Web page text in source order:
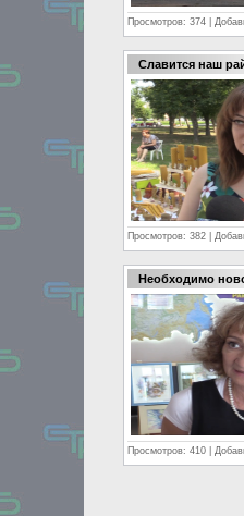
Просмотров: 374|
Славится наш
Просмотров: 382|
Необходимо
Просмотров: 410|